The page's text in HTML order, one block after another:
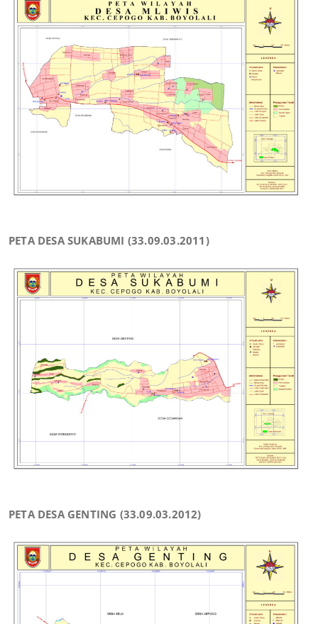
PETA DESA SUKABUMI (33.09.03.2011)
PETA DESA GENTING (33.09.03.2012)